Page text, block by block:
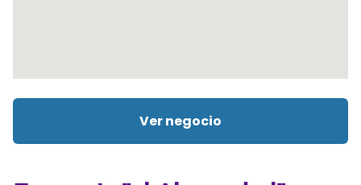
Ver negocio